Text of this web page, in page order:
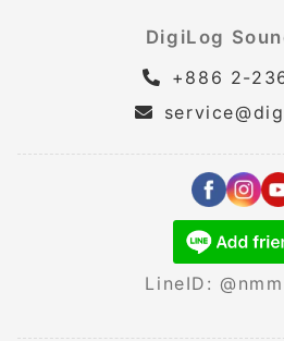
DigiLog
+886 2-
LineID: